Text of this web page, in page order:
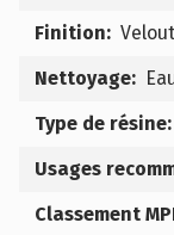
Finition:
Nettoyage:
Type de résine:
Usages
Classement